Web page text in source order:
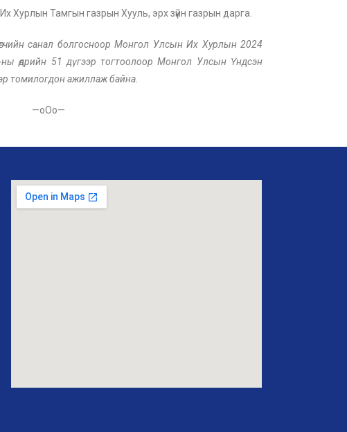
Хурлын Тамгын газрын Хууль, эрх зүйн газрын дарга.
санал болгосноор Монгол Улсын Их Хурлын 2024
өдрийн 51 дүгээр тогтоолоор Монгол Улсын Үндсэн
томилогдон ажиллаж байна.